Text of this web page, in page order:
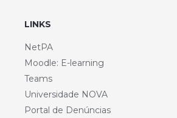
LINKS
NetPA
Moodle: E-learning
Teams
Universidade NOVA
Portal de Denúncias